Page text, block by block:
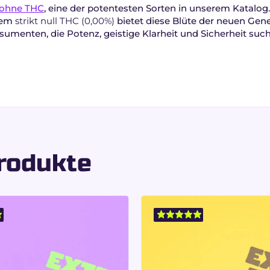
THC, eine der potentesten Sorten in unserem Katalog.
strikt null THC (0,00%) bietet diese Blüte der neuen
die Potenz, geistige Klarheit und Sicherheit
zweier komplementärer Cannabinoide aus:
kreative Aktivitäten oder Übergangsphasen im
und leicht